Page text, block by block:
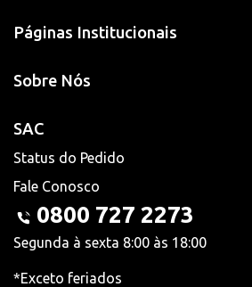
Páginas Institucionais
Sobre Nós
SAC
Status do Pedido
Fale Conosco
0800 727 2273
Segunda à sexta 8:00 às 18:00
*Exceto feriados